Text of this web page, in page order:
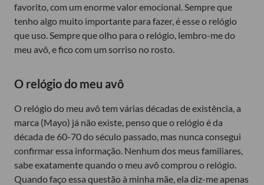
favorito, com um enorme valor emocional. Sempre que
tenho algo muito importante para fazer, é esse o relógio
que uso. Sempre que olho para o relógio, lembro-me do
meu avô, e fico com um sorriso no rosto.
O relógio do meu avô
O relógio do meu avô tem várias décadas de existência, a
marca (Mayo) já não existe, penso que o relógio é da
década de 60-70 do século passado, mas nunca consegui
confirmar essa informação. Nenhum dos meus familiares,
sabe exatamente quando o meu avô comprou o relógio.
Quando faço essa questão à minha mãe, ela diz-me apenas